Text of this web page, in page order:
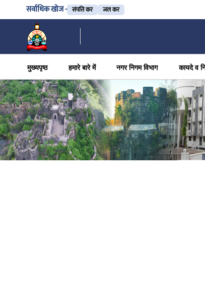
सर्वाधिक खोज - संपत्ति कर जल कर
मुख्यपृष्ठ हमारे बारे में नगर निगम विभाग कायदे व